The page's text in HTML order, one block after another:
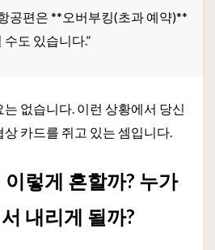
공편은 **오버부킹(초과 예약)**
도 있습니다.”
없습니다. 이런 상황에서 당신
카드를 쥐고 있는 셈입니다.
렇게 흔할까? 누가
내리게 될까?